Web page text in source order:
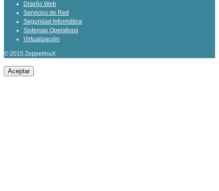
Diseño Web
Servicios de Red
Seguridad Informática
Sistemas Operativos
Virtualización
© 2015 ZeppelinuX
Aceptar